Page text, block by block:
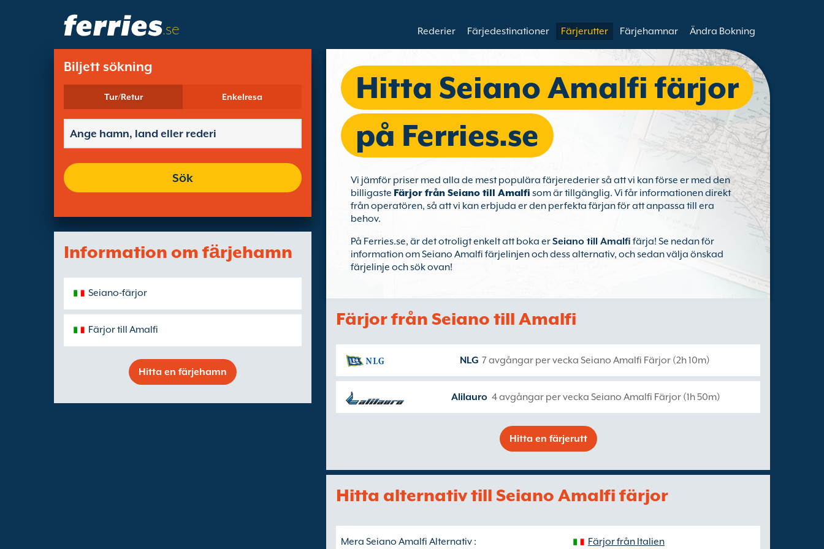
.se Rederier Färjedestinationer Färjerutter Färjehamnar Ändra Bokning
Biljett sökning
Tur/Retur Enkelresa
Sök
Information om fӓrjehamn
Seiano-färjor
Färjor till Amalfi
Hitta en färjehamn
Hitta Seiano Amalfi färjor
på Ferries.se
Vi jämför priser med alla de mest populära färjerederier så att vi kan förse er med den
billigaste Färjor från Seiano till Amalfi som är tillgänglig. Vi får informationen direkt
från operatören, så att vi kan erbjuda er den perfekta färjan för att anpassa till era
behov.
På Ferries.se, är det otroligt enkelt att boka erSeiano till Amalfi färja! Se nedan för
information om Seiano Amalfi färjelinjen och dess alternativ, och sedan välja önskad
färjelinje och sök ovan!
Färjor från Seiano till Amalfi
NLG 7 avgångar per vecka Seiano Amalfi Färjor (2h 10m)
Alilauro 4 avgångar per vecka Seiano Amalfi Färjor (1h 50m)
Hitta en färjerutt
Hitta alternativ till Seiano Amalfi färjor
Mera Seiano Amalfi Alternativ : Färjor från Italien